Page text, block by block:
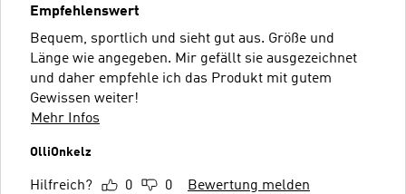
Empfehlenswert
Bequem, sportlich und sieht gut aus. Größe und
Länge wie angegeben. Mir gefällt sie ausgezeichnet
und daher empfehle ich das Produkt mit gutem
Gewissen weiter!
Mehr Infos
OlliOnkelz
Hilfreich? 0 0 Bewertung melden